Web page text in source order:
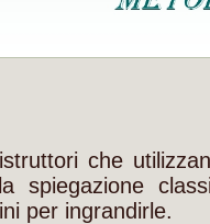
che
spiegazione
per ingrandirle.